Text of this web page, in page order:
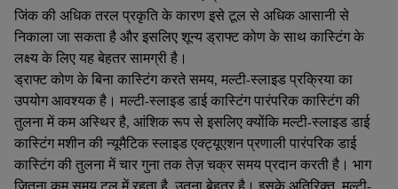
जिंक की अधिक तरल प्रकृति के कारण इसे टूल से अधिक आसानी से
निकाला जा सकता है और इसलिए शून्य ड्राफ्ट कोण के साथ कास्टिंग के
लक्ष्य के लिए यह बेहतर सामग्री है।
ड्राफ्ट कोण के बिना कास्टिंग करते समय, मल्टी-स्लाइड प्रक्रिया का
उपयोग आवश्यक है। मल्टी-स्लाइड डाई कास्टिंग पारंपरिक कास्टिंग की
तुलना में कम अस्थिर है, आंशिक रूप से इसलिए क्योंकि मल्टी-स्लाइड डाई
कास्टिंग मशीन की न्यूमैटिक स्लाइड एक्ट्यूएशन प्रणाली पारंपरिक डाई
कास्टिंग की तुलना में चार गुना तक तेज़ चक्र समय प्रदान करती है। भाग